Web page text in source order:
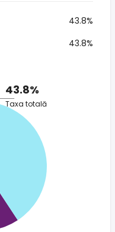
43.8%
43.8%
43.8%
Taxa totală